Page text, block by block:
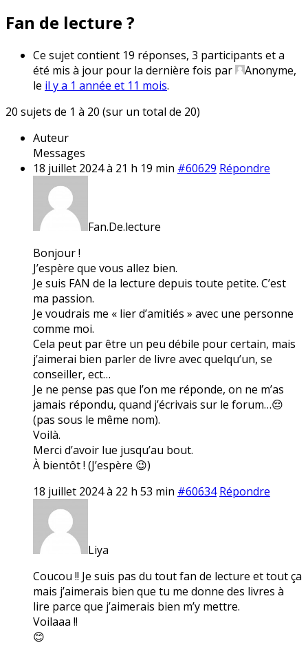
Fan de lecture ?
Ce sujet contient 19 réponses, 3 participants et a
été mis à jour pour la dernière fois par
Anonyme,
le il y a 1 année et 11 mois.
20 sujets de 1 à 20 (sur un total de 20)
Auteur
Messages
18 juillet 2024 à 21 h 19 min #60629 Répondre
Fan.De.lecture
Bonjour !
J’espère que vous allez bien.
Je suis FAN de la lecture depuis toute petite. C’est
ma passion.
Je voudrais me « lier d’amitiés » avec une personne
comme moi.
Cela peut par être un peu débile pour certain, mais
j’aimerai bien parler de livre avec quelqu’un, se
conseiller, ect…
Je ne pense pas que l’on me réponde, on ne m’as
jamais répondu, quand j’écrivais sur le forum…😔
(pas sous le même nom).
Voilà.
Merci d’avoir lue jusqu’au bout.
À bientôt ! (J’espère 😉)
18 juillet 2024 à 22 h 53 min #60634 Répondre
Liya
Coucou !! Je suis pas du tout fan de lecture et tout ça
mais j’aimerais bien que tu me donne des livres à
lire parce que j’aimerais bien m’y mettre.
Voilaaa !!
😊